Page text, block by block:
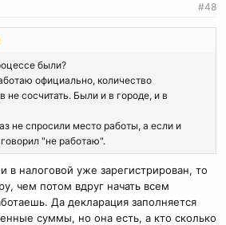
#48
были?
официально, количество
не сосчитать. Были и в городе, и в
не спросили место работы, а если и
"не работаю".
в налоговой уже зарегистрирован, то
чем потом вдруг начать всем
Да декларация заполняется
суммы, но она есть, а кто сколько